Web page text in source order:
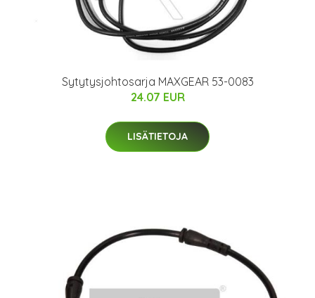
Sytytysjohtosarja MAXGEAR 53-0083
24.07 EUR
LISÄTIETOJA